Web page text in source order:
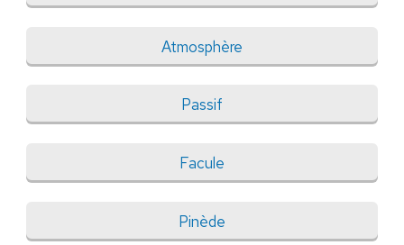
Atmosphère
Passif
Facule
Pinède